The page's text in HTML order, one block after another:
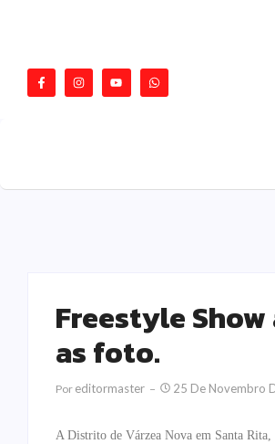
Freestyle
as foto.
Por Editormaster 25 De Novembro
A Distrito de Várzea Nova em Santa Rita,